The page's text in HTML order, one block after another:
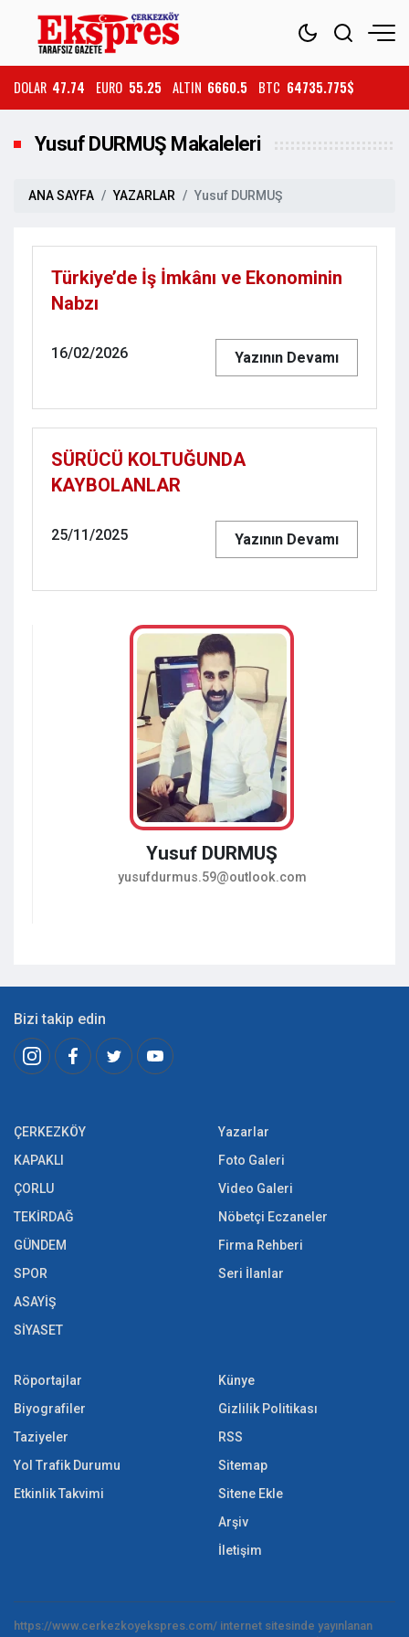
DOLAR 47.74 EURO 55.25 ALTIN 6660.5 BTC 64735.775$
Yusuf DURMUŞ Makaleleri
ANA SAYFA YAZARLAR Yusuf DURMUŞ
Türkiye’de İş İmkânı ve Ekonominin
Nabzı
16/02/2026 Yazının Devamı
SÜRÜCÜ KOLTUĞUNDA
KAYBOLANLAR
25/11/2025 Yazının Devamı
Yusuf DURMUŞ
yusufdurmus.59@outlook.com
Bizi takip edin
ÇERKEZKÖY
KAPAKLI
ÇORLU
TEKİRDAĞ
GÜNDEM
SPOR
ASAYİŞ
SİYASET
Yazarlar
Foto Galeri
Video Galeri
Nöbetçi Eczaneler
Firma Rehberi
Seri İlanlar
Röportajlar
Biyografiler
Taziyeler
Yol Trafik Durumu
Etkinlik Takvimi
Künye
Gizlilik Politikası
RSS
Sitemap
Sitene Ekle
Arşiv
İletişim
https://www.cerkezkoyekspres.com/ internet sitesinde yayınlanan